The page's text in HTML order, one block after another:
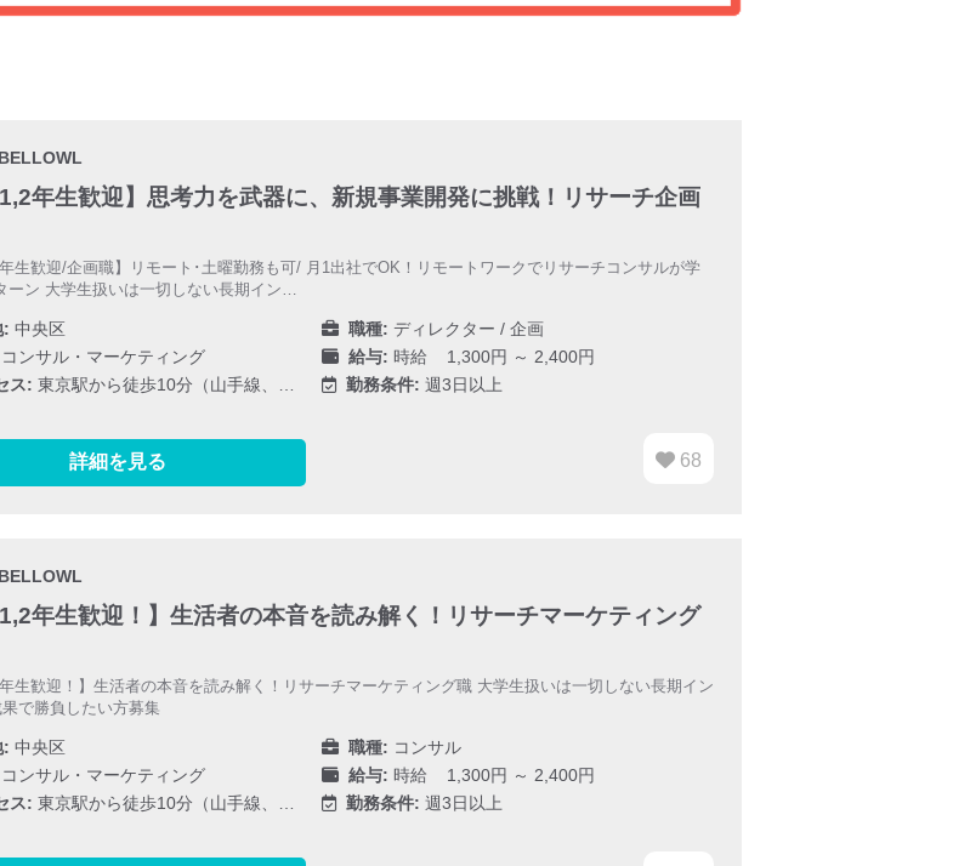
1,2年生歓迎】思考力を武器に、新規事業開発に挑戦！リサーチ企画
年生歓迎/企画職】リモート･土曜勤務も可/ 月1出社でOK！リモートワークでリサーチコンサルが学
ーン 大学生扱いは一切しない長期イン…
: 中央区 職種: ディレクター / 企画
コンサル・マーケティング 給与: 時給 1,300円 ～ 2,400円
ス: 東京駅から徒歩10分（山手線、… 勤務条件: 週3日以上
詳細を見る 68
1,2年生歓迎！】生活者の本音を読み解く！リサーチマーケティング
年生歓迎！】生活者の本音を読み解く！リサーチマーケティング職 大学生扱いは一切しない長期イン
で勝負したい方募集
: 中央区 職種: コンサル
コンサル・マーケティング 給与: 時給 1,300円 ～ 2,400円
ス: 東京駅から徒歩10分（山手線、… 勤務条件: 週3日以上